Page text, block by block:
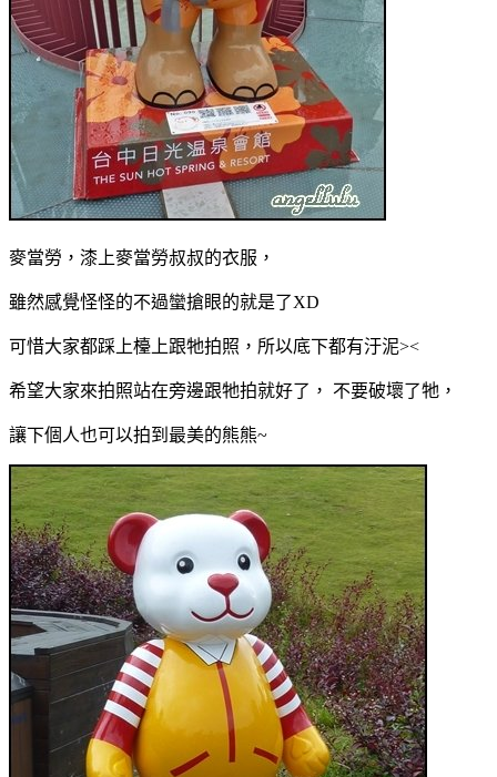
麥當勞，漆上麥當勞叔叔的衣服，
雖然感覺怪怪的不過蠻搶眼的就是了XD
可惜大家都踩上檯上跟牠拍照，所以底下都有汙泥><
希望大家來拍照站在旁邊跟牠拍就好了， 不要破壞了牠，
讓下個人也可以拍到 最美的熊熊~